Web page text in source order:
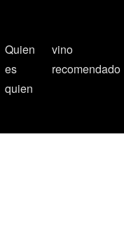
Quien
es
quien
vino
recomendado